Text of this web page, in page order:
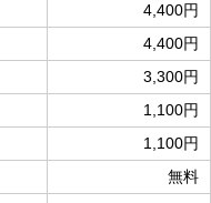
4,400円
4,400円
3,300円
1,100円
1,100円
無料